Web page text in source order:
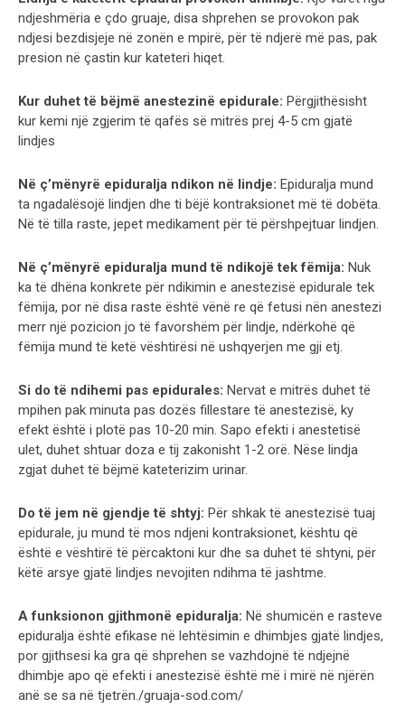
ndjeshmëria e çdo gruaje, disa shprehen se provokon pak
ndjesi bezdisjeje në zonën e mpirë, për të ndjerë më pas, pak
presion në çastin kur kateteri hiqet.
Kur duhet të bëjmë anestezinë epidurale: Përgjithësisht
kur kemi një zgjerim të qafës së mitrës prej 4-5 cm gjatë
lindjes
Në ç’mënyrë epiduralja ndikon në lindje: Epiduralja mund
ta ngadalësojë lindjen dhe ti bëjë kontraksionet më të dobëta.
Në të tilla raste, jepet medikament për të përshpejtuar lindjen.
Në ç’mënyrë epiduralja mund të ndikojë tek fëmija: Nuk
ka të dhëna konkrete për ndikimin e anestezisë epidurale tek
fëmija, por në disa raste është vënë re që fetusi nën anestezi
merr një pozicion jo të favorshëm për lindje, ndërkohë që
fëmija mund të ketë vështirësi në ushqyerjen me gji etj.
Si do të ndihemi pas epidurales: Nervat e mitrës duhet të
mpihen pak minuta pas dozës fillestare të anestezisë, ky
efekt është i plotë pas 10-20 min. Sapo efekti i anestetisë
ulet, duhet shtuar doza e tij zakonisht 1-2 orë. Nëse lindja
zgjat duhet të bëjmë kateterizim urinar.
Do të jem në gjendje të shtyj: Për shkak të anestezisë tuaj
epidurale, ju mund të mos ndjeni kontraksionet, kështu që
është e vështirë të përcaktoni kur dhe sa duhet të shtyni, për
këtë arsye gjatë lindjes nevojiten ndihma të jashtme.
A funksionon gjithmonë epiduralja: Në shumicën e rasteve
epiduralja është efikase në lehtësimin e dhimbjes gjatë lindjes,
por gjithsesi ka gra që shprehen se vazhdojnë të ndjejnë
dhimbje apo që efekti i anestezisë është më i mirë në njërën
anë se sa në tjetrën./gruaja-sod.com/